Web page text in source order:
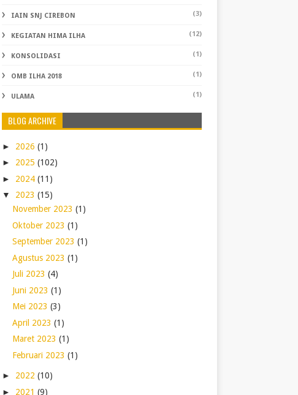
IAIN SNJ CIREBON (3)
KEGIATAN HIMA ILHA (12)
KONSOLIDASI (1)
OMB ILHA 2018 (1)
ULAMA (1)
BLOG ARCHIVE
► 2026 (1)
► 2025 (102)
► 2024 (11)
▼ 2023 (15)
November 2023 (1)
Oktober 2023 (1)
September 2023 (1)
Agustus 2023 (1)
Juli 2023 (4)
Juni 2023 (1)
Mei 2023 (3)
April 2023 (1)
Maret 2023 (1)
Februari 2023 (1)
► 2022 (10)
► 2021 (9)